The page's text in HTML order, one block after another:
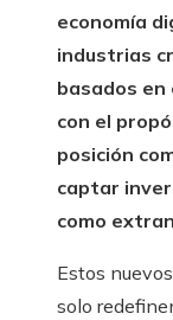
economía
industrias
basados en
con el
posición
captar
como
Estos
solo